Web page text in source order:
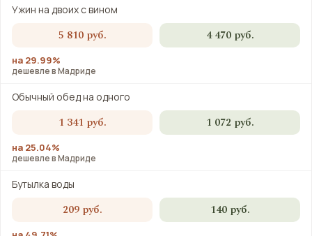
Ужин на двоих с вином
5 810 руб. 4 470 руб.
на 29.99%
дешевле в Мадриде
Обычный обед на одного
1 341 руб. 1 072 руб.
на 25.04%
дешевле в Мадриде
Бутылка воды
209 руб. 140 руб.